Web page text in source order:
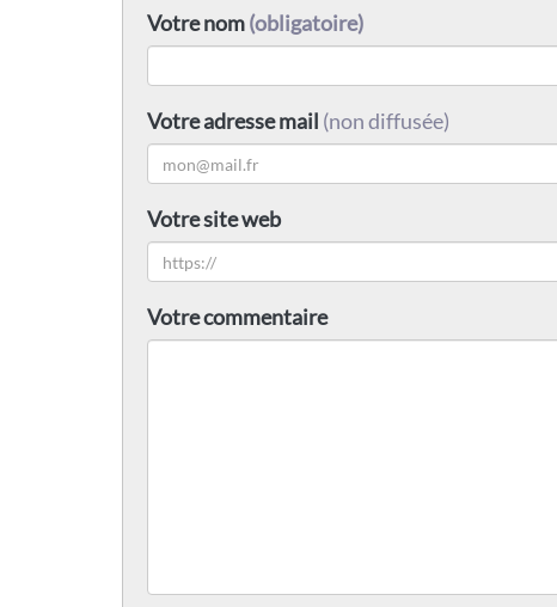
Votre nom(obligatoire)
Votre adresse mail (non diffusée)
Votre site web
Votre commentaire